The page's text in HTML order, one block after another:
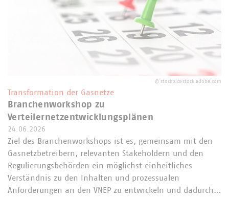
© stockpics/stock.adobe.com
Transformation der Gasnetze
Branchenworkshop zu
Verteilernetzentwicklungsplänen
24.06.2026
Ziel des Branchenworkshops ist es, gemeinsam mit den
Gasnetzbetreibern, relevanten Stakeholdern und den
Regulierungsbehörden ein möglichst einheitliches
Verständnis zu den Inhalten und prozessualen
Anforderungen an den VNEP zu entwickeln und dadurch…